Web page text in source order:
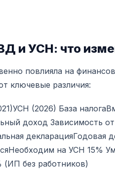
и УСН: что
повлияла на
ключевые различия:
(2026) База
доход Зависимость
декларацияГодовая
на УСН 15%
(ИП без работников)